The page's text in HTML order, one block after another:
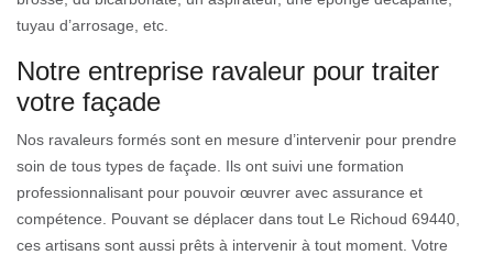
tuyau d’arrosage, etc.
Notre entreprise ravaleur pour traiter
votre façade
Nos ravaleurs formés sont en mesure d’intervenir pour prendre
soin de tous types de façade. Ils ont suivi une formation
professionnalisant pour pouvoir œuvrer avec assurance et
compétence. Pouvant se déplacer dans tout Le Richoud 69440,
ces artisans sont aussi prêts à intervenir à tout moment. Votre